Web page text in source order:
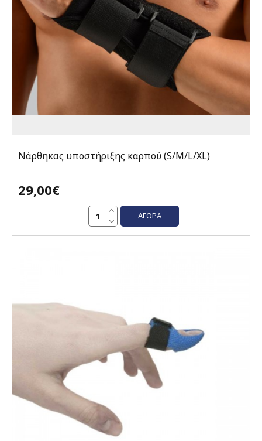
Νάρθηκας υποστήριξης καρπού (S/M/L/XL)
29,00€
ΑΓΟΡΆ